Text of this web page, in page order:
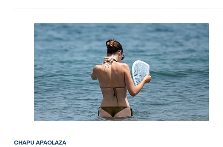
CHAPU APAOLAZA